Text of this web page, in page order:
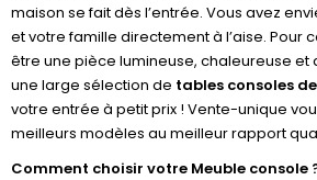
maison se fait dès l’entrée. Vous avez
et votre famille directement à l’aise. Pour
être une pièce lumineuse, chaleureuse et
une large sélection de tables consoles
votre entrée à petit prix ! Vente-unique
meilleurs modèles au meilleur rapport
Comment choisir votre Meuble console